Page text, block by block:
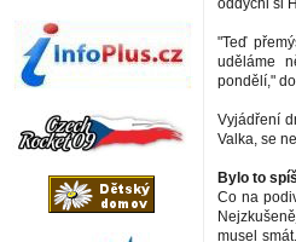
oddychl si
"Teď
uděláme
pondělí,"
Vyjádření
Valka, se
Bylo to
Co na
musel